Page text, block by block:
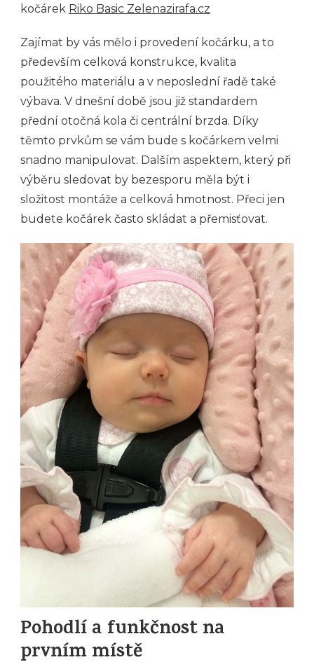
kočárek Riko Basic Zelenazirafa.cz
Zajímat by vás mělo i provedení kočárku, a to
především celková konstrukce, kvalita
použitého materiálu a v neposlední řadě také
výbava. V dnešní době jsou již standardem
přední otočná kola či centrální brzda. Díky
těmto prvkům se vám bude s kočárkem velmi
snadno manipulovat. Dalším aspektem, který při
výběru sledovat by bezesporu měla být i
složitost montáže a celková hmotnost. Přeci jen
budete kočárek často skládat a přemisťovat.
Pohodlí a funkčnost na
prvním místě